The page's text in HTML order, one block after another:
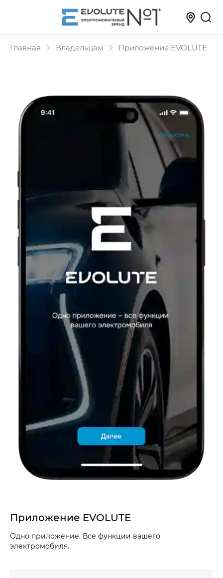
Главная Владельцам Приложение EVOLUTE
Приложение EVOLUTE
Одно приложение. Все функции вашего
электромобиля.